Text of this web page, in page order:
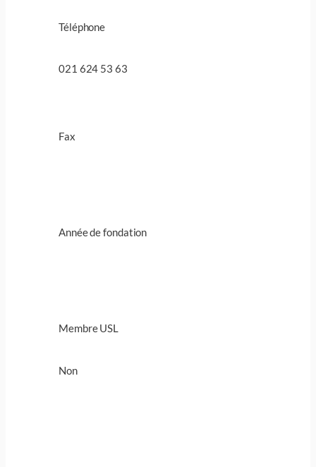
Téléphone
021 624 53 63
Fax
Année de fondation
Membre USL
Non